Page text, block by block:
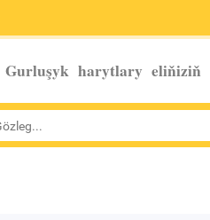
Gurluşyk harytlary eliňiziň